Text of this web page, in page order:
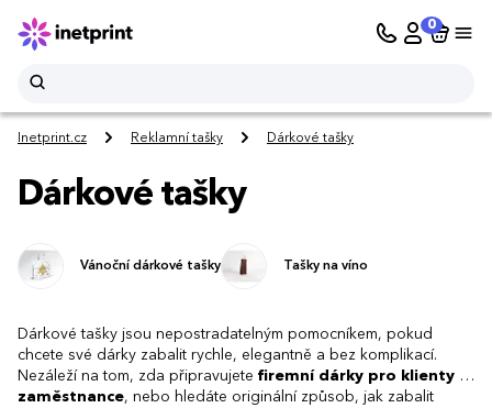
0
Inetprint.cz Reklamní tašky Dárkové tašky
Dárkové tašky
Vánoční dárkové tašky Tašky na víno
Dárkové tašky jsou nepostradatelným pomocníkem, pokud
chcete své dárky zabalit rychle, elegantně a bez komplikací.
Nezáleží na tom, zda připravujete firemní dárky pro klienty a
zaměstnance, nebo hledáte originální způsob, jak zabalit